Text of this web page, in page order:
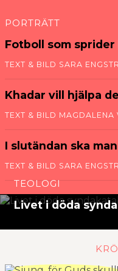
PORTRÄTT
Fotboll som
TEXT & BILD SARA
Khadar vill hjälpa
TEXT & BILD MAGDALENA
I slut­ändan ska
TEXT & BILD SARA
TEOLOGI
Livet i döda